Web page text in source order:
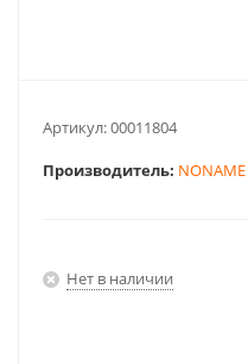
Артикул:00011804
Производитель: NONAME
Нет в наличии